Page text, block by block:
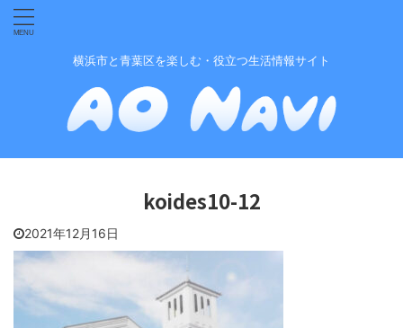
横浜市と青葉区を楽しむ・役立つ生活情報サイト
koides10-12
2021年12月16日